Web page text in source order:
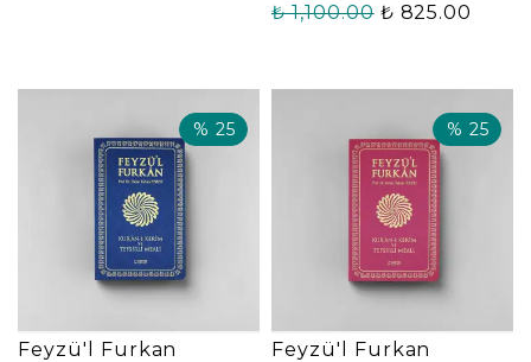
₺ 1,100.00 ₺ 825.00
% 25
Feyzü'l Furkan
% 25
Feyzü'l Furkan